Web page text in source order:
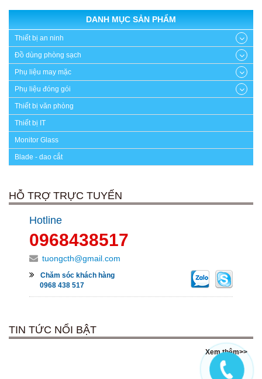
DANH MỤC SẢN PHẨM
Thiết bị an ninh
Đồ dùng phòng sạch
Phụ liệu may mặc
Phụ liệu đóng gói
Thiết bị văn phòng
Thiết bị IT
Monitor Glass
Blade - dao cắt
HỖ TRỢ TRỰC TUYẾN
Hotline
0968438517
tuongcth@gmail.com
Chăm sóc khách hàng
0968 438 517
TIN TỨC NỔI BẬT
Xem thêm>>